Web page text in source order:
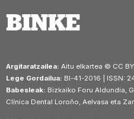
Argitaratzailea: Aitu elkartea © CC
Lege Gordailua: BI-41-2016 | ISSN:
Babesleak: Bizkaiko Foru Aldundia,
Clínica Dental Loroño, Aelvasa eta